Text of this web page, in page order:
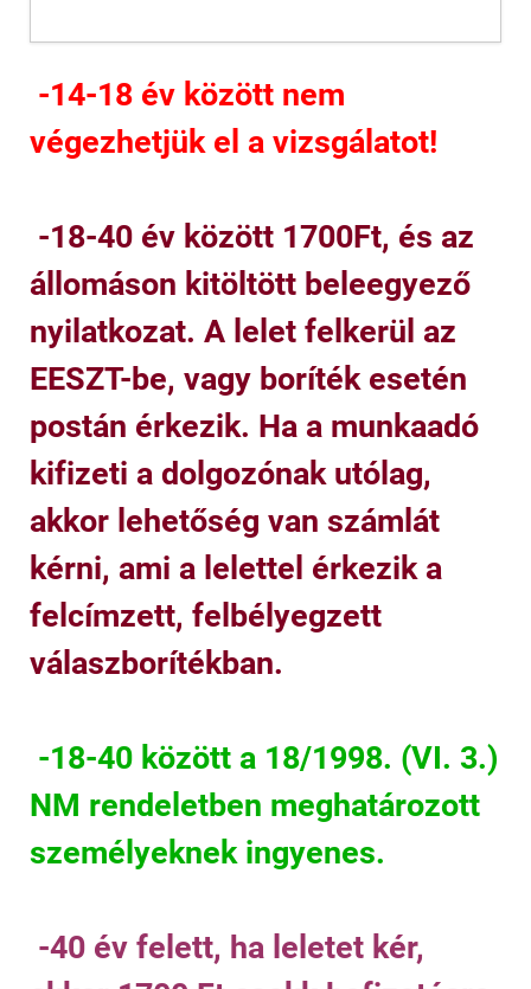
-14-18 év között nem
végezhetjük el a vizsgálatot!
-18-40 év között 1700Ft, és az
állomáson kitöltött beleegyező
nyilatkozat. A lelet felkerül az
EESZT-be, vagy boríték esetén
postán érkezik. Ha a munkaadó
kifizeti a dolgozónak utólag,
akkor lehetőség van számlát
kérni, ami a lelettel érkezik a
felcímzett, felbélyegzett
válaszborítékban.
-18-40 között a 18/1998. (VI. 3.)
NM rendeletben meghatározott
személyeknek ingyenes.
-40 év felett, ha leletet kér,